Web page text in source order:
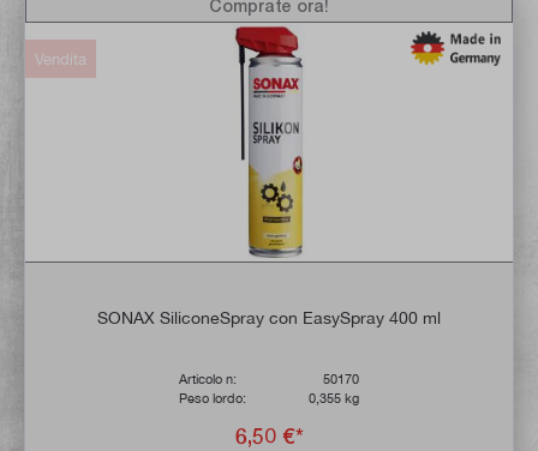
Vendita
SONAX SiliconeSpray con EasySpray 400 ml
Articolo n:
50170
Peso lordo:
0,355 kg
6,50 €*
Comprate ora!